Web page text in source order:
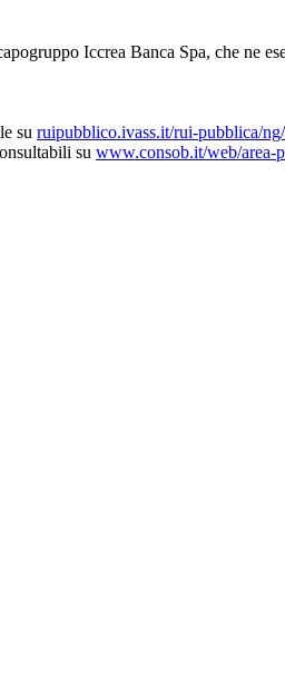
Iccrea Banca Spa, che ne
su ruipubblico.ivass.it/rui-pubblica/
su www.consob.it/web/area-